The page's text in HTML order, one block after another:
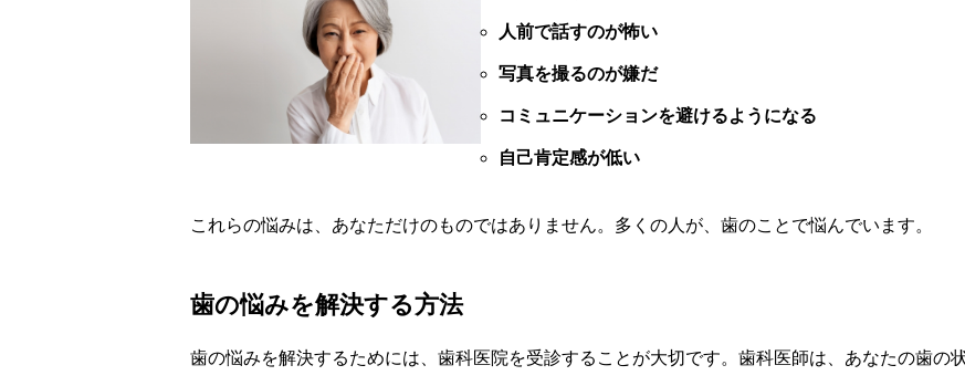
人前で話すのが怖い
写真を撮るのが嫌だ
コミュニケーションを避けるようになる
自己肯定感が低い
これらの悩みは、あなただけのものではありません。多くの人が、歯のことで悩んでいます。
歯の悩みを解決する方法
歯の悩みを解決するためには、歯科医院を受診することが大切です。歯科医師は、あなたの歯の